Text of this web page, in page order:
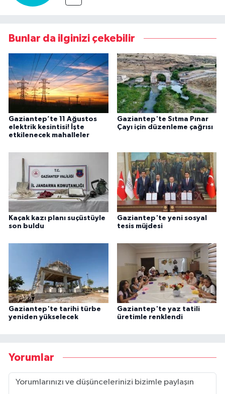
Bunlar da ilginizi çekebilir
Gaziantep’te 11 Ağustos
elektrik kesintisi! İşte
etkilenecek mahalleler
Gaziantep'te Sıtma Pınar
Çayı için düzenleme çağrısı
Kaçak kazı planı suçüstüyle
son buldu
Gaziantep'te yeni sosyal
tesis müjdesi
Gaziantep'te tarihi türbe
yeniden yükselecek
Gaziantep'te yaz tatili
üretimle renklendi
Yorumlar